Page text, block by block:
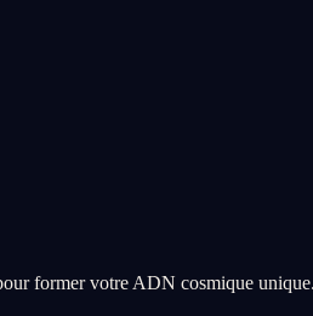
former votre ADN cosmique